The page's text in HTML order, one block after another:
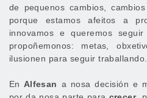
de pequenos cambios,
porque estamos afeitos a
innovamos e queremos
propoñemonos: metas,
ilusionen para seguir traballando.
En Alfesan a nosa decisión e